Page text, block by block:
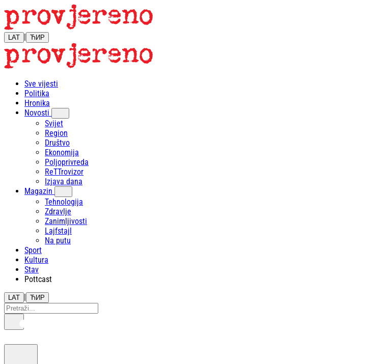
LAT | ЋИР
Sve vijesti
Politika
Hronika
Novosti
Svijet
Region
Društvo
Ekonomija
Poljoprivreda
ReTTrovizor
Izjava dana
Magazin
Tehnologija
Zdravlje
Zanimljivosti
Lajfstajl
Na putu
Sport
Kultura
Stav
Pottcast
LAT | ЋИР